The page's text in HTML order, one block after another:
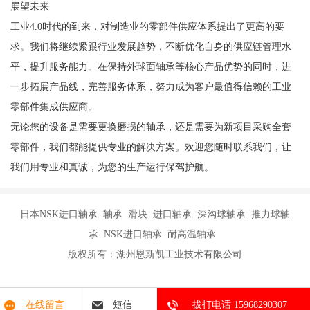
展望未来
工业4.0时代的到来，对制造业的零部件供应体系提出了更高的要
求。我们将继续紧跟行业发展趋势，不断优化自身的供应链管理水
平，提升服务能力。在保持外球面轴承等核心产品优势的同时，进
一步拓展产品线，完善服务体系，努力成为客户最值得信赖的工业
零部件集成供应商。
无论您的设备是需要更换磨损的轴承，还是需要为新项目采购全套
零部件，我们都能提供专业的解决方案。欢迎您随时联系我们，让
我们用专业和真诚，为您的生产运行保驾护航。
日本NSK进口轴承 轴承 滑块 进口轴承 深沟球轴承 推力球轴
承 NSK进口轴承 耐高温轴承
版权所有：湖州恩斯凯工业技术有限公司
在线留言 短信 拔打电话 15968290307